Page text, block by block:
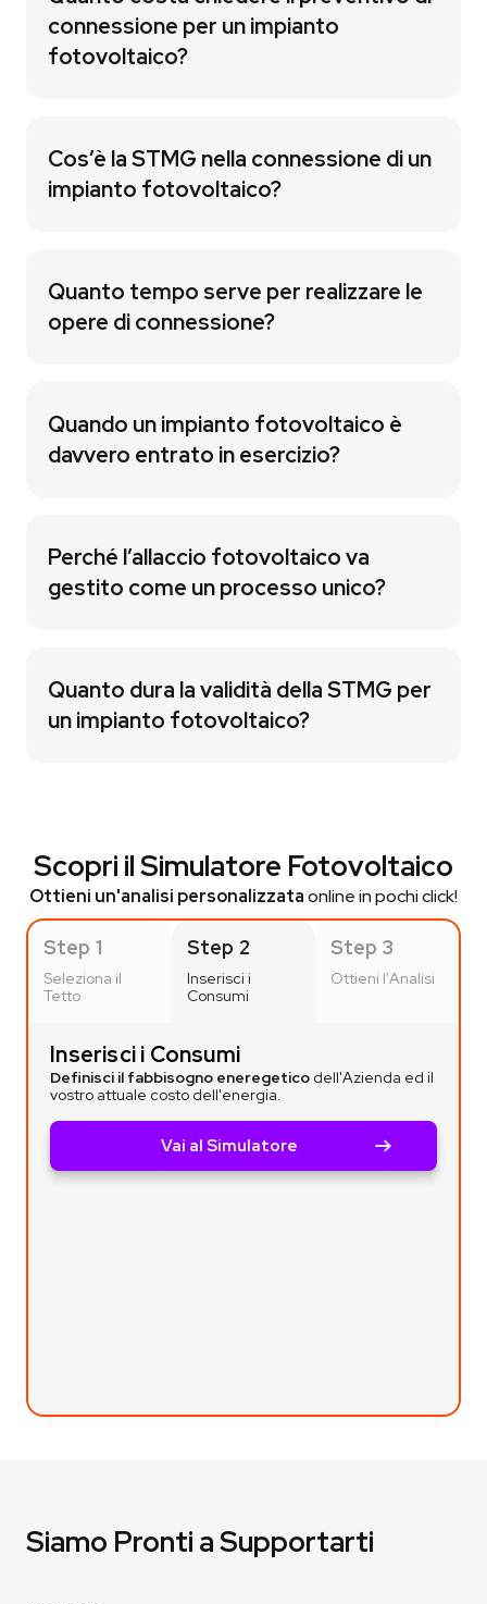
connessione per un impianto
fotovoltaico?
Cos’è la STMG nella connessione di un
impianto fotovoltaico?
Quanto tempo serve per realizzare le
opere di connessione?
Quando un impianto fotovoltaico è
davvero entrato in esercizio?
Perché l’allaccio fotovoltaico va
gestito come un processo unico?
Quanto dura la validità della STMG per
un impianto fotovoltaico?
Scopri il Simulatore Fotovoltaico
Ottieni un'analisi personalizzataonline in pochi click!
Step 1
Seleziona il
Tetto
Step 2
Inserisci i
Consumi
Step 3
Ottieni l'Analisi
Inserisci i Consumi
Definisci il fabbisogno eneregetico dell'Azienda ed il
vostro attuale costo dell'energia.
Vai al Simulatore
Siamo Pronti a Supportarti